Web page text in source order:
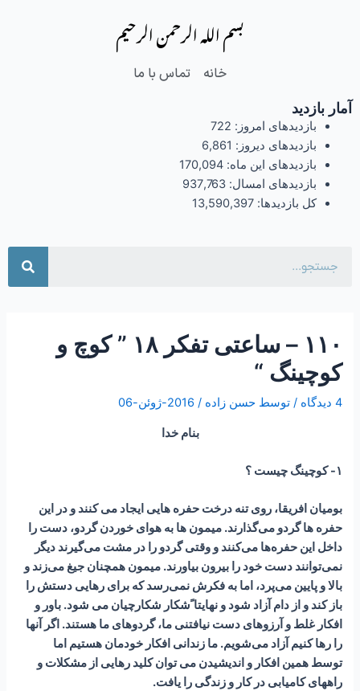
بسم الله الرحمن الرحیم
خانه تماس با ما
آمار بازدید
بازدیدهای امروز: 722
بازدیدهای دیروز: 6,861
بازدیدهای این ماه: 170,094
بازدیدهای امسال: 937,763
کل بازدیدها: 13,590,397
۱۱۰ – ساعتی تفکر ۱۸ ” کوچ و
کوچینگ “
4 دیدگاه / توسطحسن زاده/ 2016-ژوئن-06
بنام خدا
۱- کوچینگ چیست ؟
بومیان ﺍﻓﺮﯾﻘﺎ، ﺭﻭﯼ ﺗﻨﻪ ﺩﺭﺧﺖ ﺣﻔﺮﻩ ﻫﺎﯾﯽ ﺍﯾﺠﺎﺩ ﻣﯽ ﮐﻨﻨﺪ ﻭ ﺩﺭ ﺍﯾﻦ
ﺣﻔﺮﻩ ﻫﺎ ﮔﺮﺩﻭ ﻣﯽ‌ﮔﺬﺍﺭﻧﺪ. ﻣﯿﻤﻮﻥ ﻫﺎ ﺑﻪ ﻫﻮﺍﯼ ﺧﻮﺭﺩﻥ ﮔﺮﺩﻭ، ﺩﺳﺖ ﺭﺍ
ﺩﺍﺧﻞ ﺍﯾﻦ ﺣﻔﺮﻩ‌ﻫﺎ ﻣﯽ‌ﮐﻨﻨﺪ ﻭ ﻭﻗﺘﯽ ﮔﺮﺩﻭ ﺭﺍ ﺩﺭ ﻣﺸﺖ ﻣﯽ‌ﮔﯿﺮﻧﺪ ﺩﯾﮕر
نمی‌توﺍﻧﻨﺪ ﺩﺳﺖ ﺧﻮﺩ ﺭﺍ ﺑﯿﺮﻭﻥ ﺑﯿﺎﻭﺭﻧﺪ. ﻣﯿﻤﻮﻥ ﻫﻤﭽﻨﺎﻥ ﺟﯿﻎ ﻣﯽ‍ﺯﻧﺪ ﻭ
ﺑﺎﻻ ﻭ ﭘﺎﯾﯿﻦ ﻣﯽ‍ﭘﺮﺩ، ﺍﻣﺎ ﺑﻪ ﻓﮑﺮﺵ ﻧﻤﯽ‌ﺭﺳﺪ ﮐﻪ ﺑﺮﺍﯼ ﺭﻫﺎﯾﯽ ﺩﺳﺘﺶ ﺭﺍ
ﺑﺎﺯ ﮐﻨﺪ ﻭ ﺍﺯ ﺩﺍﻡ ﺁﺯﺍﺩ ﺷﻮﺩ ﻭ ﻧﻬﺎﯾﺘﺎ ًﺷﮑﺎﺭ ﺷﮑﺎﺭﭼﯿﺎﻥ ﻣﯽ ﺷﻮﺩ. باور و
ﺍﻓﮑﺎﺭ ﻏﻠﻂ ﻭ ﺁﺭﺯﻭﻫﺎﯼ ﺩﺳﺖ ﻧﯿﺎﻓﺘﻨﯽ ﻣﺎ، ﮔﺮﺩﻭﻫﺎﯼ ﻣﺎ ﻫﺴﺘﻨﺪ. ﺍﮔﺮ ﺁﻧﻬﺎ
ﺭﺍ ﺭﻫﺎ ﮐﻨﯿﻢ ﺁﺯﺍﺩ ﻣﯽ‌ﺷﻮﯾﻢ. ما زندانی افکار خودمان هستیم اما
توسط همین افکار و اندیشیدن می توان کلید رهایی از مشکلات و
راههای کامیابی در کار و زندگی را یافت.